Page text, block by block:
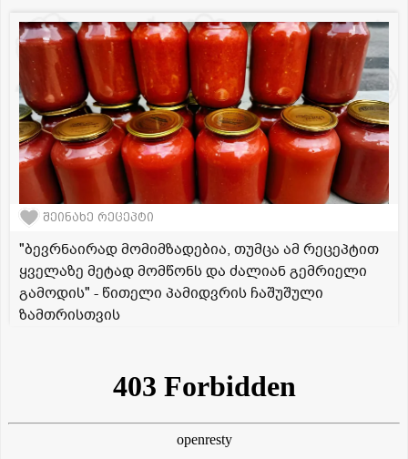
შეინახე რეცეპტი
"ბევრნაირად მომიმზადებია, თუმცა ამ რეცეპტით
ყველაზე მეტად მომწონს და ძალიან გემრიელი
გამოდის" - წითელი პამიდვრის ჩაშუშული
ზამთრისთვის